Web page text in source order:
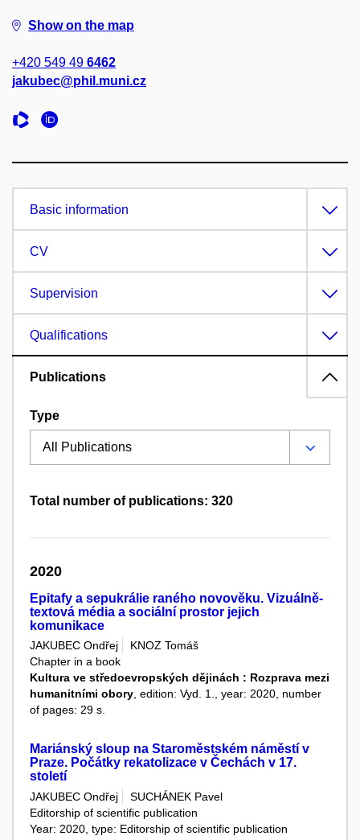
Show on the map
+420 549 49 6462
jakubec@phil.muni.cz
Basic information
CV
Supervision
Qualifications
Publications
Type
Total number of publications: 320
2020
Epitafy a sepukrálie raného novověku. Vizuálně-
textová média a sociální prostor jejich
komunikace
JAKUBEC Ondřej
KNOZ Tomáš
Chapter in a book
Kultura ve středoevropských dějinách : Rozprava mezi
humanitními obory, edition: Vyd. 1., year: 2020, number
of pages: 29 s.
Mariánský sloup na Staroměstském náměstí v
Praze. Počátky rekatolizace v Čechách v 17.
století
JAKUBEC Ondřej
SUCHÁNEK Pavel
Editorship of scientific publication
Year: 2020, type: Editorship of scientific publication